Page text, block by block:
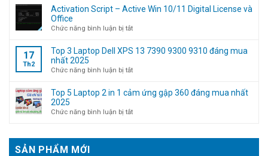
qua
đăng
tài
khoản
nhân
Kỹ
máy
(Không
kinh
nghiệm)
Activation Script – Active Win 10/11 Digital License và
Office
Chức năng bình luận bị tắtở
Script
Active
10/11
License
17
Th2
Top 3 Laptop Dell XPS 13 7390 9300 9310 đáng mua
nhất 2025
Chức năng bình luận bị tắtở
3
Dell
7390
Top 5 Laptop 2 in 1 cảm ứng gập 360 đáng mua nhất
2025
Chức năng bình luận bị tắtở
SẢN PHẨM MỚI